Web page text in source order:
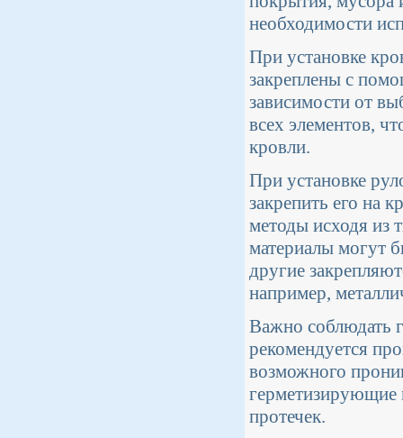
необходимости
При установке
закреплены с
зависимости от
всех элементов,
кровли.
При установке
закрепить его на
методы исходя из
материалы могут
другие
например,
Важно соблюдать
рекомендуется
возможного
герметизирующие
протечек.